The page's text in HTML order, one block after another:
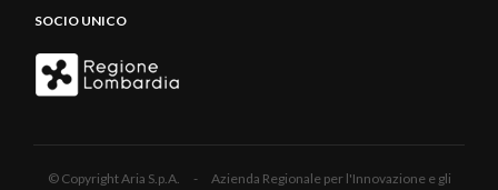
SOCIO UNICO
© Copyright Aria S.p.A. - Azienda Regionale per l'Innovazione e gli